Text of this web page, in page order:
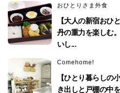
おひとりさま外食
【大人の新宿おひ
丹の重力を楽しむ
いし...
Comehome!
【ひとり暮らしの
き出しと戸棚の中